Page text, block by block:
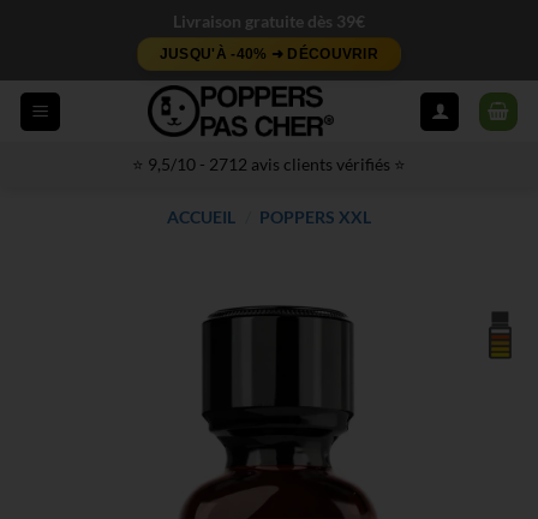
Livraison gratuite dès 39€
JUSQU'À -40% ➜ DÉCOUVRIR
⭐ 9,5/10 - 2712 avis clients vérifiés ⭐
ACCUEIL POPPERS XXL